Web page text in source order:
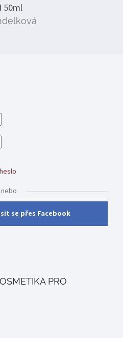
50ml
je 5 z 5 hvězdiček.
nebo
se přes Facebook
PRO